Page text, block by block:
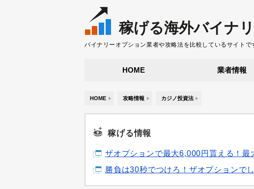
稼げる海外バイナ
バイナリーオプション業者や攻略法を比較しているサイト
HOME 業者情報
HOME 攻略情報 カジノ投資法
稼げる情報
ザオプションで最大6,000円貰える！最
勝負は30秒でつけろ！ザオプションで